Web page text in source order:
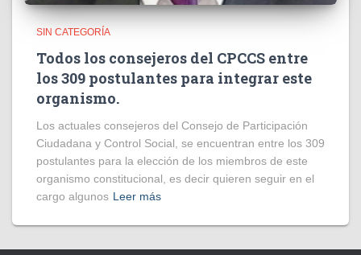
SIN CATEGORÍA
Todos los consejeros del CPCCS entre
los 309 postulantes para integrar este
organismo.
Los actuales consejeros del Consejo de Participación
Ciudadana y Control Social, se encuentran entre los 309
postulantes para la elección de los miembros de este
organismo constitucional, es decir quieren seguir en el
cargo algunos Leer más